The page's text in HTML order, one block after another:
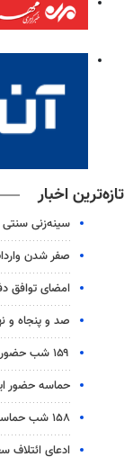
تازه‌ترین اخبار
سینه‌زنی سنتی
صفر شدن
امضای توافق
صد و پنجاه و
۱۵۹ شب حضور پرشور مردم آب‌پخش در گذرگاه مقاومت
حماسه حضور
۱۵۸ شب حماسه حضور در خیابان های زابل
ادعای